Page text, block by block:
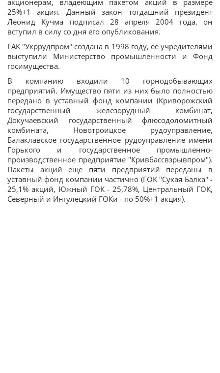
акционерам, владеющим пакетом акций в размере
25%+1 акция. Данный закон тогдашний президент
Леонид Кучма подписал 28 апреля 2004 года, он
вступил в силу со дня его опубликования.
ГАК "Укррудпром" создана в 1998 году, ее учредителями
выступили Министерство промышленности и Фонд
госимущества.
В компанию входили 10 горнодобывающих
предприятий. Имущество пяти из них было полностью
передано в уставный фонд компании (Криворожский
государственный железорудный комбинат,
Докучаевский государственный флюсодоломитный
комбината, Новотроицкое рудоуправление,
Балаклавское государственное рудоуправление имени
Горького и государственное промышленно-
производственное предприятие "Кривбассвзрывпром").
Пакеты акций еще пяти предприятий переданы в
уставный фонд компании частично (ГОК "Сухая Балка" -
25,1% акций, Южный ГОК - 25,78%, Центральный ГОК,
Северный и Ингулецкий ГОКи - по 50%+1 акция).